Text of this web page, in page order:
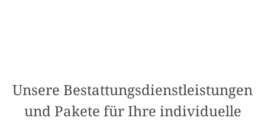
Unsere Bestattungsdienstleistungen
und Pakete für Ihre individuelle